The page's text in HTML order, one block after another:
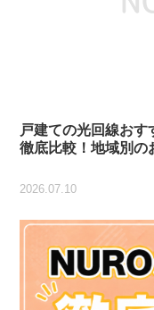
戸建ての光回線お
徹底比較！地域別の
2026.07.10